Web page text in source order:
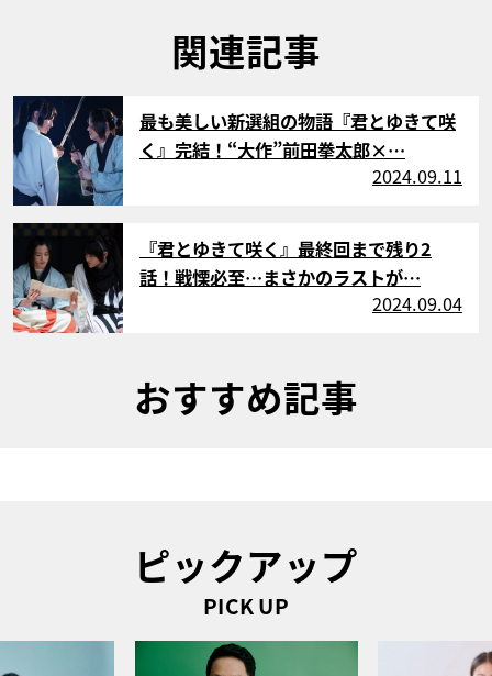
関連記事
サムネイル
最も美しい新選組の物語『君とゆきて咲
く』完結！“大作”前田拳太郎×…
2024.09.11
『君とゆきて咲く』最終回まで残り2
話！戦慄必至…まさかのラストが…
2024.09.04
おすすめ記事
ピックアップ
PICK UP